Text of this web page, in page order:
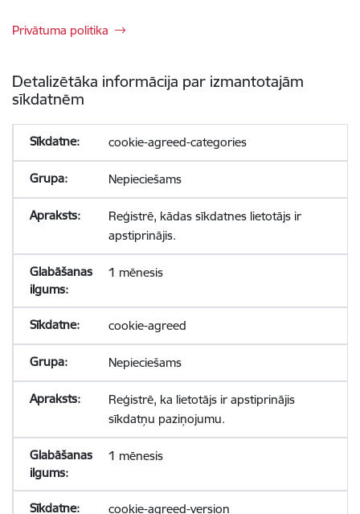
Privātuma politika
Detalizētāka informācija par izmantotajām
sīkdatnēm
cookie-agreed-categories
Nepieciešams
Reģistrē, kādas sīkdatnes lietotājs ir
apstiprinājis.
1 mēnesis
cookie-agreed
Nepieciešams
Reģistrē, ka lietotājs ir apstiprinājis
sīkdatņu paziņojumu.
1 mēnesis
cookie-agreed-version